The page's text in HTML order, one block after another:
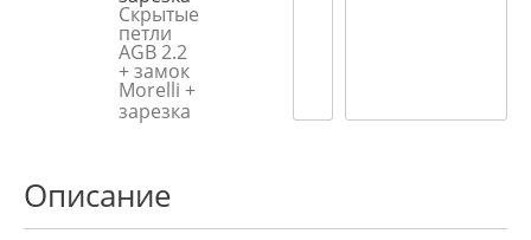
Скрытые
петли
AGB 2.2
+ замок
Morelli +
зарезка
Описание